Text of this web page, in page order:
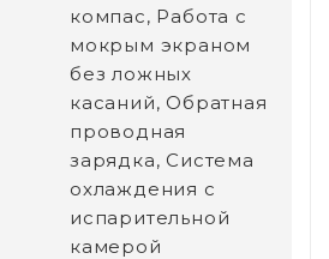
компас, Работа с
мокрым экраном
без ложных
касаний, Обратная
проводная
зарядка, Система
охлаждения с
испарительной
камерой